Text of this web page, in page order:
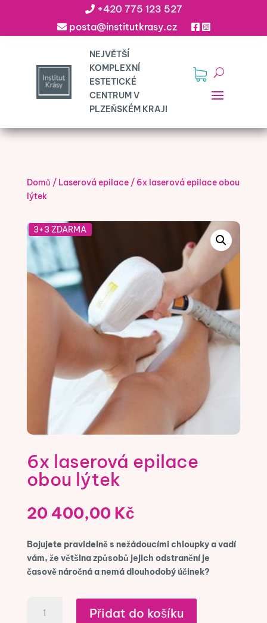
+420 775 123 527
posta@institutkrasy.cz
Domů / Laserová epilace/ 6x laserová epilace obou
lýtek
3+3 ZDARMA
6x laserová epilace
obou lýtek
20 400,00 Kč
Bojujete pravidelně s nežádoucími chloupky a vadí
vám, že většina způsobů jejich odstranění je
časově náročná a nemá dlouhodobý účinek?
laserová
Přidat do košíku